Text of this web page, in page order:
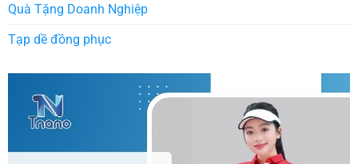
Quà Tặng Doanh Nghiệp
Tạp dề đồng phục